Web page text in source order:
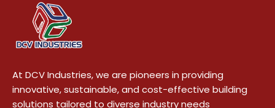
At DCV Industries, we are pioneers in providing
innovative, sustainable, and cost-effective building
solutions tailored to diverse industry needs